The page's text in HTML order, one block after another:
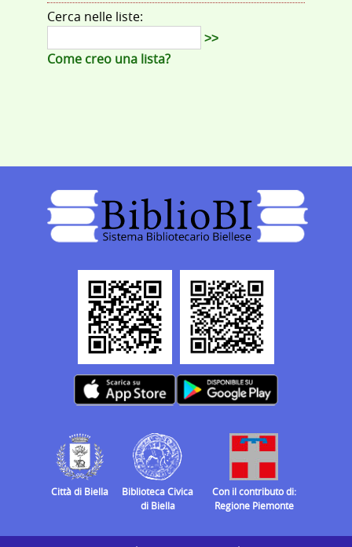
Cerca nelle liste:
>>
Come creo una lista?
Città di Biella
Biblioteca Civica
di Biella
Con il contributo di:
Regione Piemonte